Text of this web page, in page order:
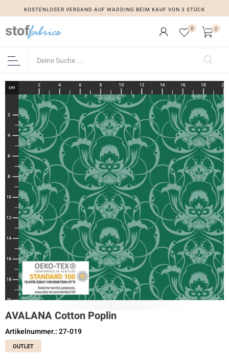
KOSTENLOSER VERSAND AUF WADDING BEIM KAUF VON 3 STÜCK
0 0
AVALANA Cotton Poplin
Artikelnummer.: 27-019
OUTLET